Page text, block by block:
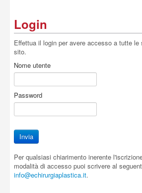
Login
Effettua il login per avere accesso a tutte le
sito.
Nome utente
Password
Per qualsiasi chiarimento inerente
modalità di accesso puoi scrivere al
info@echirurgiaplastica.it.